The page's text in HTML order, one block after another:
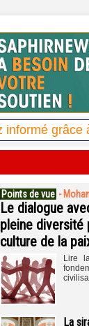
Points de vue -
Le dialogue
pleine diversité
culture de la
Lire
La